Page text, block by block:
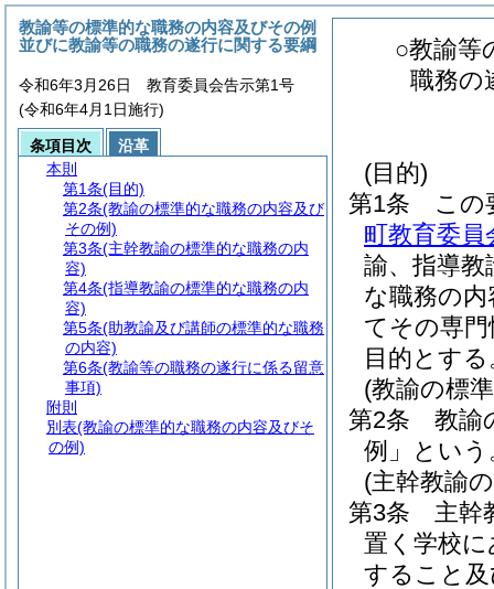
○教諭等
職務の
(目的)
第1条
この
町教育委員
諭、指導教
な職務の
てその専
目的とする
(教諭の標
第2条
教諭
例」という
(主幹教諭
第3条
主幹
置く学校
すること
教諭等の標準的な職務の内容及びその例
並びに教諭等の職務の遂行に関する要綱
令和6年3月26日 教育委員会告示第1号
(令和6年4月1日施行)
条項目次
沿革
本則
第1条(目的)
第2条(教諭の標準的な職務の内容及び
その例)
第3条(主幹教諭の標準的な職務の内
容)
第4条(指導教諭の標準的な職務の内
容)
第5条(助教諭及び講師の標準的な職務
の内容)
第6条(教諭等の職務の遂行に係る留意
事項)
附則
別表(教諭の標準的な職務の内容及びそ
の例)